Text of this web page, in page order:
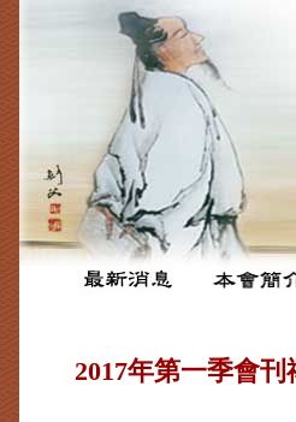
2017年第一季會